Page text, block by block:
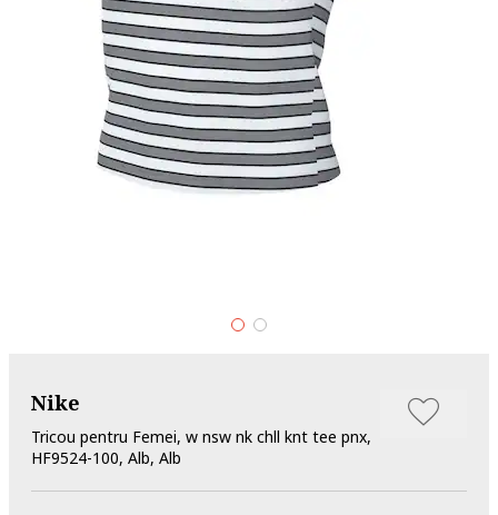
Nike
Tricou pentru Femei, w nsw nk chll knt tee pnx,
HF9524-100, Alb, Alb